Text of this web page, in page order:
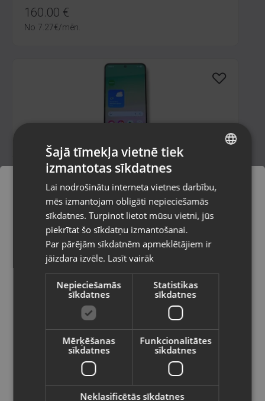
160.00 €
No 7.27€/mēn.
Samsung Galaxy A56 5G (SM-A566B)
128GB 8GB RAM
Daugavpils, Aveņu iela 26
Stāvoklis Ilgstoši lietots (Garantija 14 dienas)
165.00€
/mēn.
Mobilais telefons - Samsung Galaxy A33
Pasūtījumi tiks piegādāti uz
izvēlēto valsti
Vietnes saturs būs attēlots izvēlētajā
valodā
Valsts
Latviešu / Latvian
RUSSIAN
Šajā tīmekļa vietnē tiek
izmantotas sīkdatnes
Lai nodrošinātu interneta vietnes darbību,
mēs izmantojam obligāti nepieciešamās
sīkdatnes. Turpinot lietot mūsu vietni, jūs
piekrītat šo sīkdatņu izmantošanai.
Par pārējām sīkdatnēm apmeklētājiem ir
jāizdara izvēle. Lasīt vairāk
Nepieciešamās
sīkdatnes
Statistikas
sīkdatnes
Mērķēšanas
sīkdatnes
Funkcionalitātes
sīkdatnes
Neklasificētās sīkdatnes